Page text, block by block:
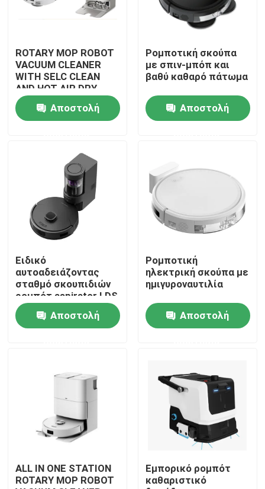
βίντεο
Περίπου εμείς
Γύρος εργοστασίων
Καθαριστής παραθύρων ρομπότ
ROTARY MOP ROBOT
VACUUM CLEANER
WITH SELC CLEAN
AND HOT AIR DRY
MOP
Αποστολή
Ρομποτική σκούπα
με σπιν-μπόπ και
βαθύ καθαρό πάτωμα
Αποστολή
Ειδικό
αυτοαδειάζοντας
σταθμό σκουπιδιών
ρομπότ aspirator LDS
αυτοκαθαρισμός και
σκούπισμαΑποστολή
Ρομποτική
ηλεκτρική σκούπα με
ημιγυροναυτιλία
Αποστολή
ALL IN ONE STATION
ROTARY MOP ROBOT
Εμπορικό ρομπότ
καθαριστικό